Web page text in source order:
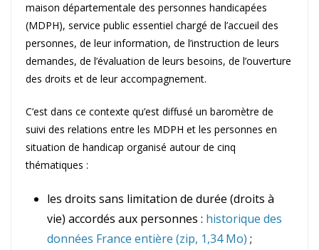
maison départementale des personnes handicapées
(MDPH), service public essentiel chargé de l’accueil des
personnes, de leur information, de l’instruction de leurs
demandes, de l’évaluation de leurs besoins, de l’ouverture
des droits et de leur accompagnement.
C’est dans ce contexte qu’est diffusé un baromètre de
suivi des relations entre les MDPH et les personnes en
situation de handicap organisé autour de cinq
thématiques :
les droits sans limitation de durée (droits à
vie) accordés aux personnes : historique des
données France entière (zip, 1,34 Mo) ;